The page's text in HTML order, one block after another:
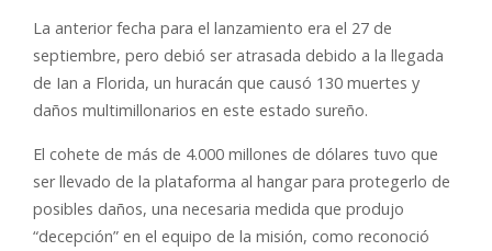
La anterior fecha para el lanzamiento era el 27 de
septiembre, pero debió ser atrasada debido a la llegada
de Ian a Florida, un huracán que causó 130 muertes y
daños multimillonarios en este estado sureño.
El cohete de más de 4.000 millones de dólares tuvo que
ser llevado de la plataforma al hangar para protegerlo de
posibles daños, una necesaria medida que produjo
“decepción” en el equipo de la misión, como reconoció